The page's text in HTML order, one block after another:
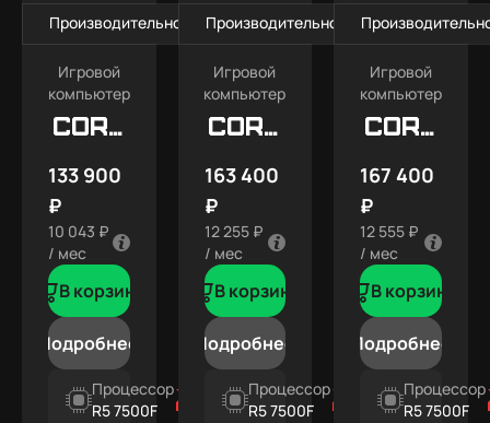
Производительность в играх
Игровой
компьютер
Core
X5
133 900
₽
10 043 ₽
/ мес
В корзину
Подробнее
Процессор
R5 7500F
Производительность в играх
Игровой
компьютер
Core
X7
163 400
₽
12 255 ₽
/ мес
В корзину
Подробнее
Процессор
R5 7500F
Игровой
компьютер
Core
X7
SNOW
167 400
₽
12 555 ₽
/ мес
В корзину
Подробнее
Процессор
R5 7500F